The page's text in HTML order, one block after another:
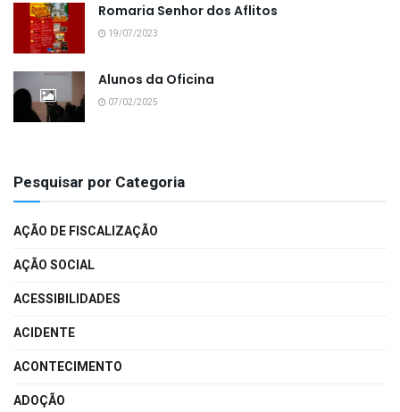
Romaria Senhor dos Aflitos
19/07/2023
Alunos da Oficina
07/02/2025
Pesquisar por Categoria
AÇÃO DE FISCALIZAÇÃO
AÇÃO SOCIAL
ACESSIBILIDADES
ACIDENTE
ACONTECIMENTO
ADOÇÃO